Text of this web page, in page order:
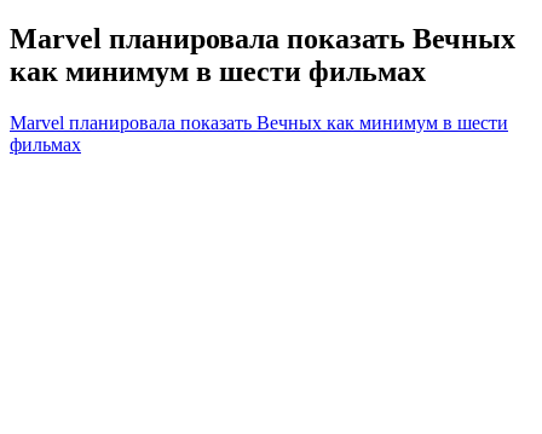
Marvel планировала показать Вечных
как минимум в шести фильмах
Marvel планировала показать Вечных как минимум в шести
фильмах